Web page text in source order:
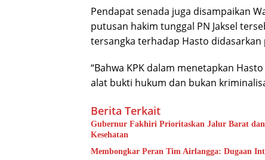
Pendapat senada juga disampaikan
putusan hakim tunggal PN Jaksel
tersangka terhadap Hasto
“Bahwa KPK dalam menetapkan
alat bukti hukum dan bukan
Berita Terkait
Gubernur Fakhiri Prioritaskan Jalur Barat
Kesehatan
Membongkar Peran Tim Airlangga: Dugaan